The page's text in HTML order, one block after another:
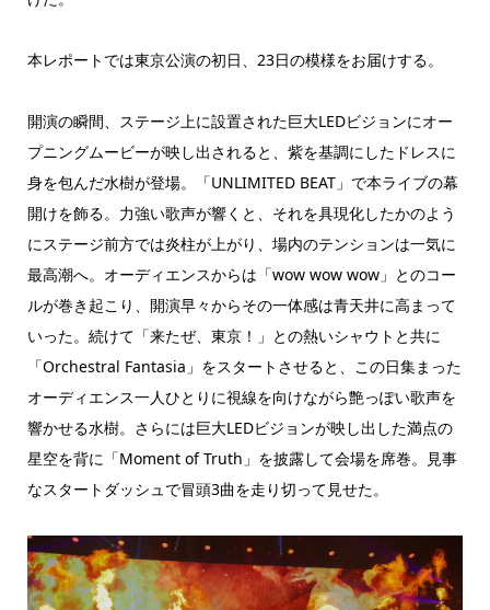
本レポートでは東京公演の初日、23日の模様をお届けする。
開演の瞬間、ステージ上に設置された巨大LEDビジョンにオー
プニングムービーが映し出されると、紫を基調にしたドレスに
身を包んだ水樹が登場。「UNLIMITED BEAT」で本ライブの幕
開けを飾る。力強い歌声が響くと、それを具現化したかのよう
にステージ前方では炎柱が上がり、場内のテンションは一気に
最高潮へ。オーディエンスからは「wow wow wow」とのコー
ルが巻き起こり、開演早々からその一体感は青天井に高まって
いった。続けて「来たぜ、東京！」との熱いシャウトと共に
「Orchestral Fantasia」をスタートさせると、この日集まった
オーディエンス一人ひとりに視線を向けながら艶っぽい歌声を
響かせる水樹。さらには巨大LEDビジョンが映し出した満点の
星空を背に「Moment of Truth」を披露して会場を席巻。見事
なスタートダッシュで冒頭3曲を走り切って見せた。